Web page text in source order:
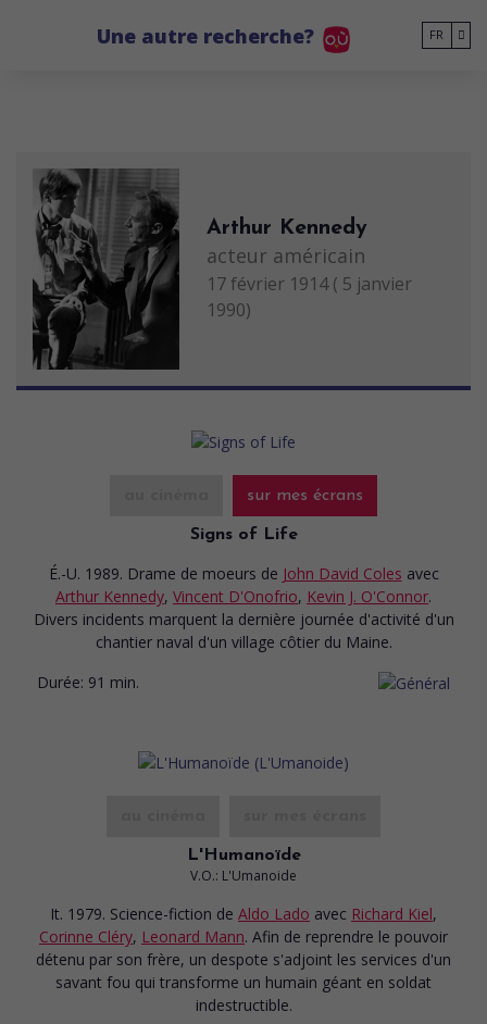
Une autre recherche? FR
Arthur Kennedy
acteur américain
17 février 1914 ( 5 janvier
1990)
sur mes écrans
Signs of Life
É.-U. 1989. Drame de moeurs de John David Coles avec
Arthur Kennedy, Vincent D'Onofrio, Kevin J. O'Connor.
Divers incidents marquent la dernière journée d'activité d'un
chantier naval d'un village côtier du Maine.
Durée: 91 min.
L'Humanoïde
V.O.: L'Umanoide
It. 1979. Science-fiction de Aldo Lado avec Richard Kiel,
Corinne Cléry, Leonard Mann. Afin de reprendre le pouvoir
détenu par son frère, un despote s'adjoint les services d'un
savant fou qui transforme un humain géant en soldat
indestructible.